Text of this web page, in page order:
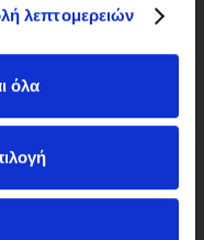
λεπτομερειών
όλα